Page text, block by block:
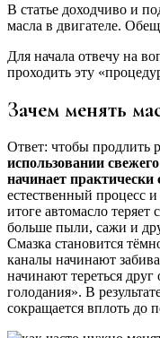
В статье доходчиво и
масла в двигателе.
Для начала отвечу на
проходить эту
Зачем менять
Ответ: чтобы продлить
использовании
начинает практически
естественный процесс
итоге автомасло теряет
больше пыли, сажи и
Смазка становится
каналы начинают
начинают тереться друг
голодания». В
сокращается вплоть до